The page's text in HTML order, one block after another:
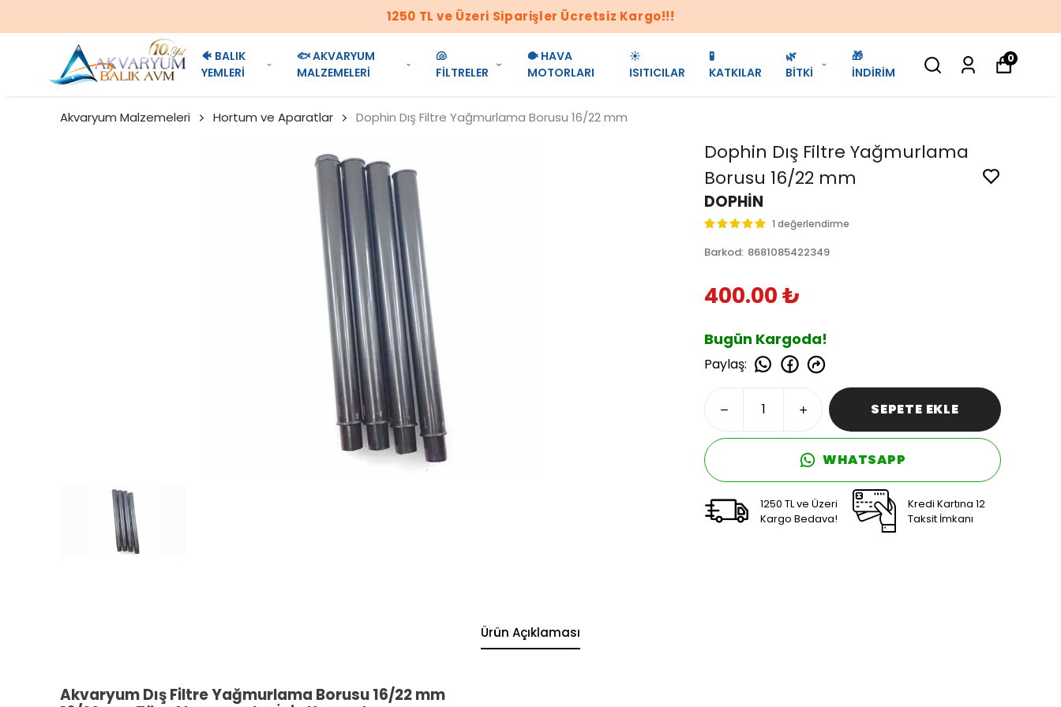
1250 TL ve Üzeri Siparişler Ücretsiz Kargo!!!
🐠 BALIK
YEMLERİ
🐟 AKVARYUM
MALZEMELERİ
🐚
FİLTRELER
🐡 HAVA
MOTORLARI
☀️
ISITICILAR
🧪
KATKILAR
🌿
BİTKİ
🎁
İNDİRİM
0
Akvaryum Malzemeleri Hortum ve Aparatlar Dophin Dış Filtre Yağmurlama Borusu 16/22 mm
Dophin Dış Filtre Yağmurlama
Borusu 16/22 mm
DOPHİN
1 değerlendirme
Barkod: 8681085422349
400.00 ₺
Bugün Kargoda!
Paylaş:
SEPETE EKLE
WHATSAPP
1250 TL ve Üzeri
Kargo Bedava!
Kredi Kartına 12
Taksit İmkanı
Ürün Açıklaması
Akvaryum Dış Filtre Yağmurlama Borusu 16/22 mm